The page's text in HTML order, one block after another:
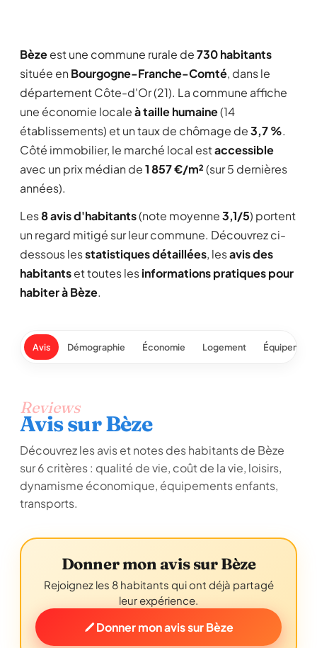
Bèzeest une commune rurale de730 habitants
située en Bourgogne-Franche-Comté, dans le
département Côte-d'Or (21). La commune affiche
une économie localeà taille humaine(14
établissements) et un taux de chômage de3,7 %.
Côté immobilier, le marché local estaccessible
avec un prix médian de1 857 €/m²(sur 5 dernières
années).
Les8 avis d'habitants(note moyenne3,1/5) portent
un regard mitigé sur leur commune. Découvrez ci-
dessous lesstatistiques détaillées, lesavis des
habitantset toutes lesinformations pratiques pour
habiter à Bèze.
Avis Démographie Économie Logement
Reviews
Avis sur Bèze
Découvrez les avis et notes des habitants de Bèze
sur 6 critères : qualité de vie, coût de la vie, loisirs,
dynamisme économique, équipements enfants,
transports.
Donner mon avis sur Bèze
Rejoignez les 8 habitants qui ont déjà partagé
leur expérience.
Donner mon avis sur Bèze